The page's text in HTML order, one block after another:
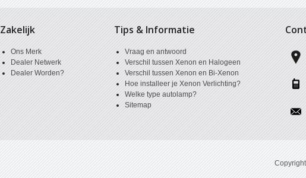
Zakelijk
Ons Merk
Dealer Netwerk
Dealer Worden?
Tips & Informatie
Vraag en antwoord
Verschil tussen Xenon en Halogeen
Verschil tussen Xenon en Bi-Xenon
Hoe installeer je Xenon Verlichting?
Welke type autolamp?
Sitemap